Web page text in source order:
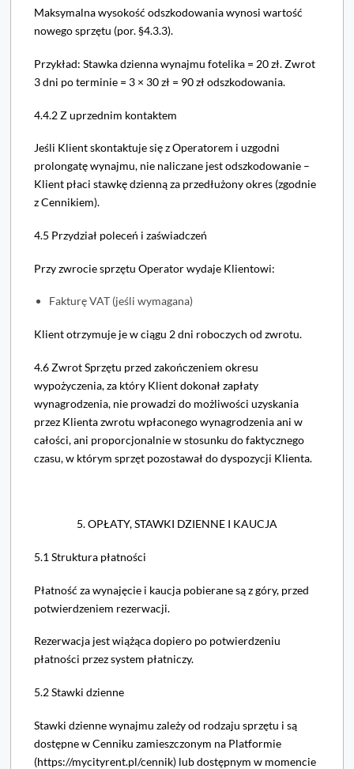
Maksymalna wysokość odszkodowania wynosi wartość
nowego sprzętu (por. §4.3.3).
Przykład: Stawka dzienna wynajmu fotelika = 20 zł. Zwrot
3 dni po terminie = 3 × 30 zł = 90 zł odszkodowania.
4.4.2 Z uprzednim kontaktem
Jeśli Klient skontaktuje się z Operatorem i uzgodni
prolongatę wynajmu, nie naliczane jest odszkodowanie –
Klient płaci stawkę dzienną za przedłużony okres (zgodnie
z Cennikiem).
4.5 Przydział poleceń i zaświadczeń
Przy zwrocie sprzętu Operator wydaje Klientowi:
Fakturę VAT (jeśli wymagana)
Klient otrzymuje je w ciągu 2 dni roboczych od zwrotu.
4.6 Zwrot Sprzętu przed zakończeniem okresu
wypożyczenia, za który Klient dokonał zapłaty
wynagrodzenia, nie prowadzi do możliwości uzyskania
przez Klienta zwrotu wpłaconego wynagrodzenia ani w
całości, ani proporcjonalnie w stosunku do faktycznego
czasu, w którym sprzęt pozostawał do dyspozycji Klienta.
5. OPŁATY, STAWKI DZIENNE I KAUCJA
5.1 Struktura płatności
Płatność za wynajęcie i kaucja pobierane są z góry, przed
potwierdzeniem rezerwacji.
Rezerwacja jest wiążąca dopiero po potwierdzeniu
płatności przez system płatniczy.
5.2 Stawki dzienne
Stawki dzienne wynajmu zależy od rodzaju sprzętu i są
dostępne w Cenniku zamieszczonym na Platformie
(https://mycityrent.pl/cennik) lub dostępnym w momencie